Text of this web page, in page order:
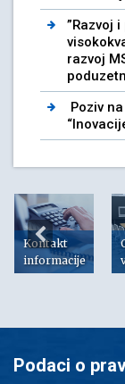
”Razvoj
razvoj
Poziv
Kontakt
informacije
Podaci o